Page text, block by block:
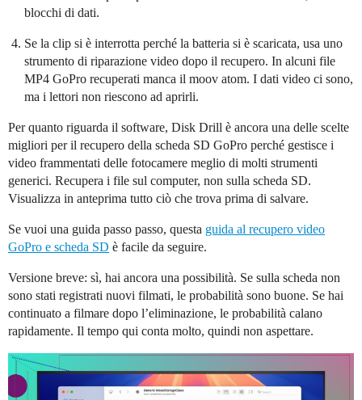
blocchi di dati.
Se la clip si è interrotta perché la batteria si è scaricata, usa uno
strumento di riparazione video dopo il recupero. In alcuni file
MP4 GoPro recuperati manca il moov atom. I dati video ci sono,
ma i lettori non riescono ad aprirli.
Per quanto riguarda il software, Disk Drill è ancora una delle scelte
migliori per il recupero della scheda SD GoPro perché gestisce i
video frammentati delle fotocamere meglio di molti strumenti
generici. Recupera i file sul computer, non sulla scheda SD.
Visualizza in anteprima tutto ciò che trova prima di salvare.
Se vuoi una guida passo passo, questa guida al recupero video
GoPro e scheda SD è facile da seguire.
Versione breve: sì, hai ancora una possibilità. Se sulla scheda non
sono stati registrati nuovi filmati, le probabilità sono buone. Se hai
continuato a filmare dopo l’eliminazione, le probabilità calano
rapidamente. Il tempo qui conta molto, quindi non aspettare.